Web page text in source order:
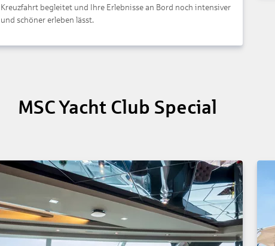
Kreuzfahrt begleitet und Ihre Erlebnisse an Bord noch intensiver
und schöner erleben lässt.
MSC Yacht Club Special